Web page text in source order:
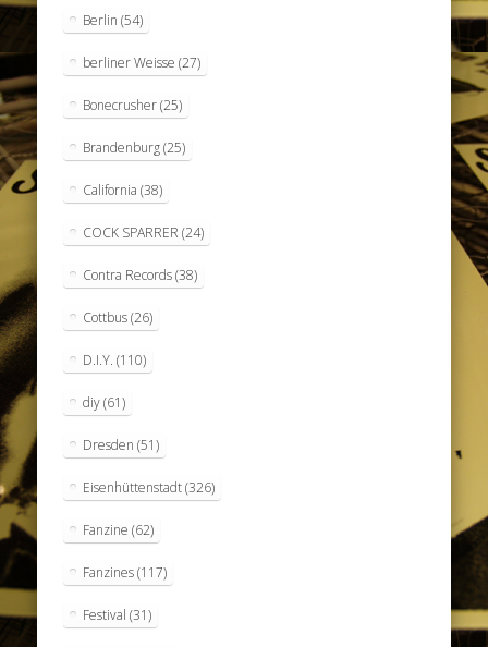
Berlin (54)
berliner Weisse (27)
Bonecrusher(25)
Brandenburg(25)
California (38)
COCK SPARRER (24)
Contra Records(38)
Cottbus(26)
D.I.Y. (110)
diy(61)
Dresden (51)
Eisenhüttenstadt(326)
Fanzine (62)
Fanzines(117)
Festival (31)